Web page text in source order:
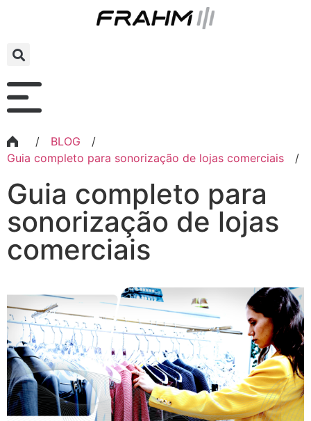
/ BLOG
/
Guia completo para sonorização de lojas comerciais
/
Guia completo para
sonorização de lojas
comerciais